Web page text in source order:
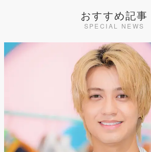
おすすめ記事
SPECIAL NEWS